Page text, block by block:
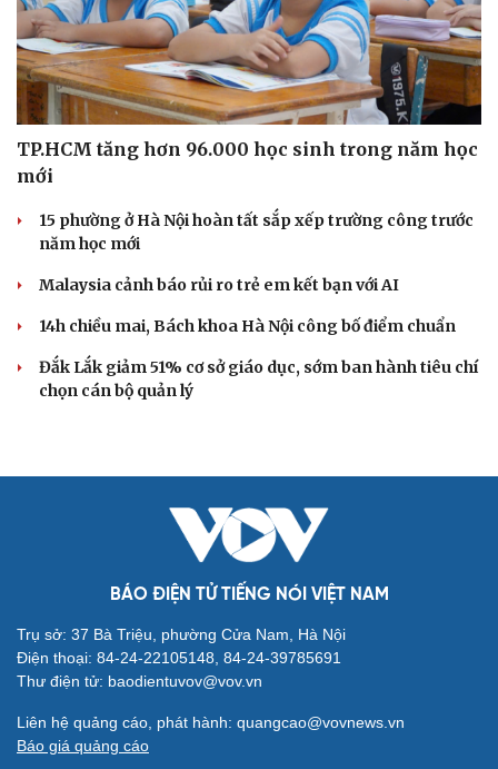
TP.HCM tăng hơn 96.000 học sinh trong năm học
mới
15 phường ở Hà Nội hoàn tất sắp xếp trường công trước
năm học mới
Malaysia cảnh báo rủi ro trẻ em kết bạn với AI
14h chiều mai, Bách khoa Hà Nội công bố điểm chuẩn
Đắk Lắk giảm 51% cơ sở giáo dục, sớm ban hành tiêu chí
chọn cán bộ quản lý
BÁO ĐIỆN TỬ TIẾNG NÓI VIỆT NAM
Trụ sở: 37 Bà Triệu, phường Cửa Nam, Hà Nội
Điện thoại: 84-24-22105148, 84-24-39785691
Thư điện tử: baodientuvov@vov.vn
Liên hệ quảng cáo, phát hành: quangcao@vovnews.vn
Báo giá quảng cáo